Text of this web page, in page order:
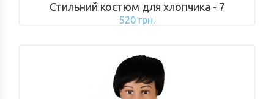
Стильний костюм для хлопчика - 7
520 грн.